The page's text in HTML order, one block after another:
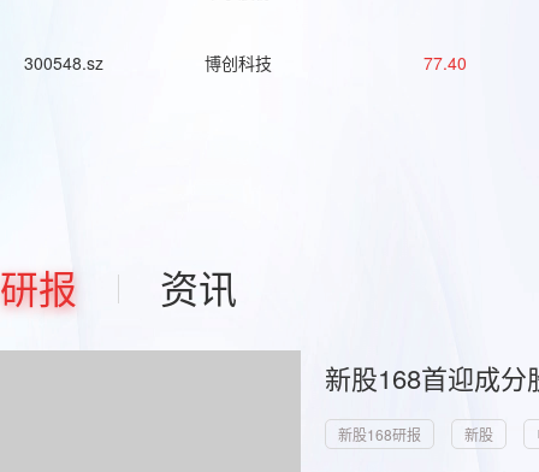
300548.sz 博创科技 77.40
研报 资讯
新股168首迎成
新股168研报 新股